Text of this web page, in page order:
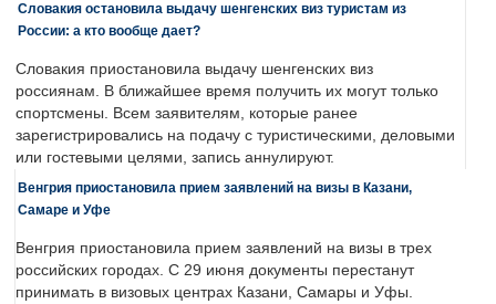
Словакия остановила выдачу шенгенских виз туристам из
России: а кто вообще дает?
Словакия приостановила выдачу шенгенских виз
россиянам. В ближайшее время получить их могут только
спортсмены. Всем заявителям, которые ранее
зарегистрировались на подачу с туристическими, деловыми
или гостевыми целями, запись аннулируют.
Венгрия приостановила прием заявлений на визы в Казани,
Самаре и Уфе
Венгрия приостановила прием заявлений на визы в трех
российских городах. С 29 июня документы перестанут
принимать в визовых центрах Казани, Самары и Уфы.